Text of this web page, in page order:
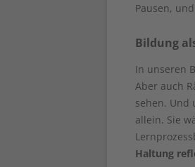
Pausen,
Bildung
In unseren
Aber auch
sehen. Und
allein. Sie
Haltung